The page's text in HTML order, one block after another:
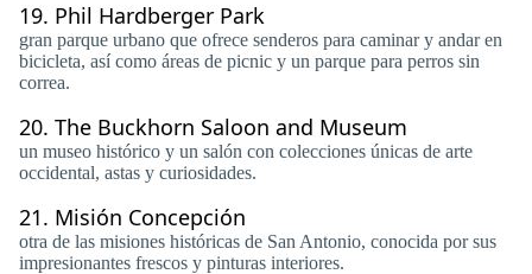
19. Phil Hardberger Park
gran parque urbano que ofrece senderos para caminar y andar en
bicicleta, así como áreas de picnic y un parque para perros sin
correa.
20. The Buckhorn Saloon and Museum
un museo histórico y un salón con colecciones únicas de arte
occidental, astas y curiosidades.
21. Misión Concepción
otra de las misiones históricas de San Antonio, conocida por sus
impresionantes frescos y pinturas interiores.